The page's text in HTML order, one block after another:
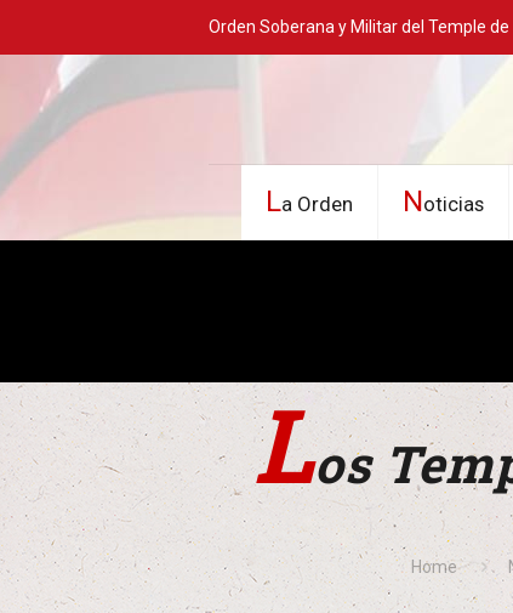
Orden Soberana y Militar del Temple de
La Orden Noticias
Los
Home